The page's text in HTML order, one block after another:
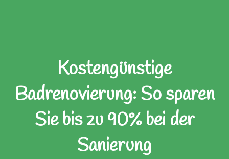
Kostengünstige
Badrenovierung: So sparen
Sie bis zu 90% bei der
Sanierung